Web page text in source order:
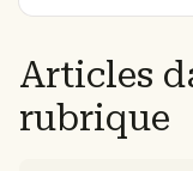
Articles
rubrique